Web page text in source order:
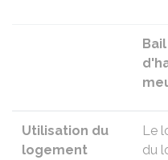
Bail
Utilisation du
logement
Le
du